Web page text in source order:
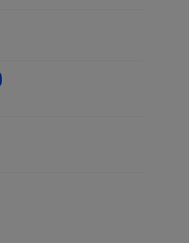
voor Reiswieg zit erbij
informatie voor Grootte